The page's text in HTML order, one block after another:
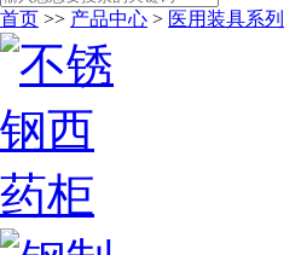
首页 >> 产品中心 > 医用装具系列